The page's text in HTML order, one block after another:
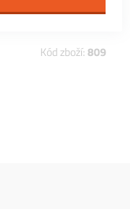
Kód zboží: 809